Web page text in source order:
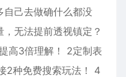
自己去做确什么都没
无法提前透视镇定？
高3倍理解！ 2定制表
2种免费搜索玩法！ 4